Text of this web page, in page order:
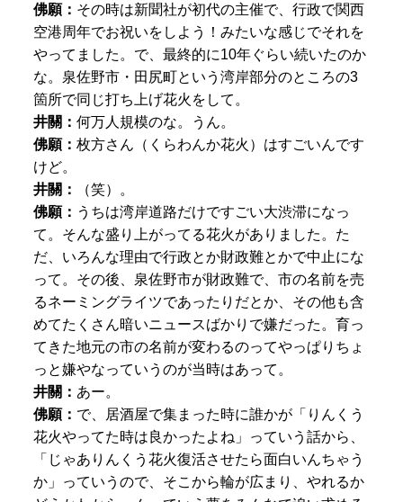
佛願： その時は新聞社が初代の主催で、行政で関西
空港周年でお祝いをしよう！みたいな感じでそれを
やってました。で、最終的に10年ぐらい続いたのか
な。泉佐野市・田尻町という湾岸部分のところの3
箇所で同じ打ち上げ花火をして。
井關：何万人規模のな。うん。
佛願：枚方さん（くらわんか花火）はすごいんです
けど。
井關：
（笑）。
佛願： うちは湾岸道路だけですごい大渋滞になっ
て。そんな盛り上がってる花火がありました。た
だ、いろんな理由で行政とか財政難とかで中止にな
って。その後、泉佐野市が財政難で、市の名前を売
るネーミングライツであったりだとか、その他も含
めてたくさん暗いニュースばかりで嫌だった。育っ
てきた地元の市の名前が変わるのってやっぱりちょ
っと嫌やなっていうのが当時はあって。
井關： あー。
佛願： で、居酒屋で集まった時に誰かが「りんくう
花火やってた時は良かったよね」っていう話から、
「じゃありんくう花火復活させたら面白いんちゃう
か」っていうので、そこから輪が広まり、やれるか